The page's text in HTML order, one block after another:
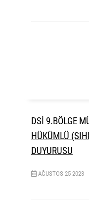
DSİ 9.BÖLGE
HÜKÜMLÜ
DUYURUSU
AĞUSTOS 25 2023